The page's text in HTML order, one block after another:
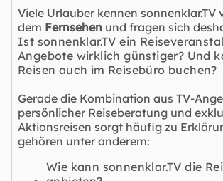
Viele Urlauber kennen sonnenklar.TV
dem Fernsehen und fragen sich
Ist sonnenklar.TV ein
Angebote wirklich günstiger? Und
Reisen auch im Reisebüro buchen?
Gerade die Kombination aus TV-
persönlicher Reiseberatung und
Aktionsreisen sorgt häufig zu
gehören unter anderem:
Wie kann sonnenklar.TV die